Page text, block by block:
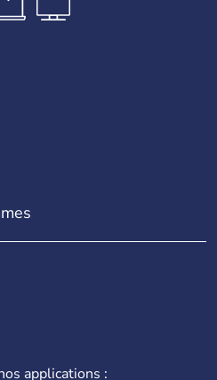
applications :